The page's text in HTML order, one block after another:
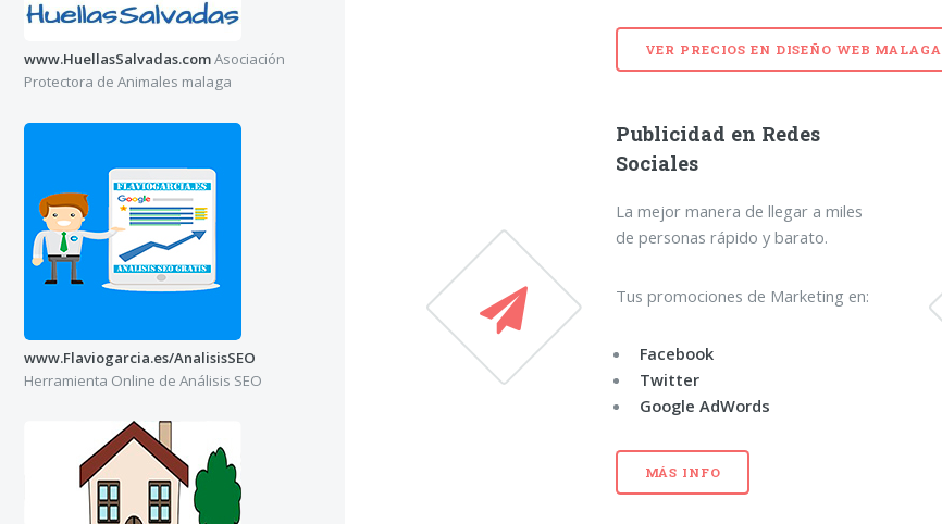
VER PRECIOS EN DISEÑO WEB MALAGA
Publicidad en Redes
Sociales
La mejor manera de llegar a miles
de personas rápido y barato.
Tus promociones de Marketing en:
Facebook
Twitter
Google AdWords
MÁS INFO
www.HuellasSalvadas.comAsociación
Protectora de Animales malaga
www.Flaviogarcia.es/AnalisisSEO
Herramienta Online de Análisis SEO